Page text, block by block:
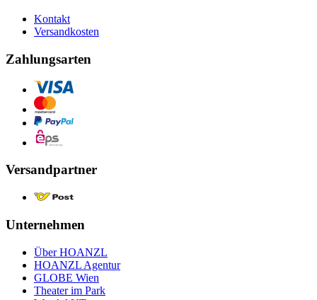
Kontakt
Versandkosten
Zahlungsarten
Versandpartner
Unternehmen
Über HOANZL
HOANZL Agentur
GLOBE Wien
Theater im Park